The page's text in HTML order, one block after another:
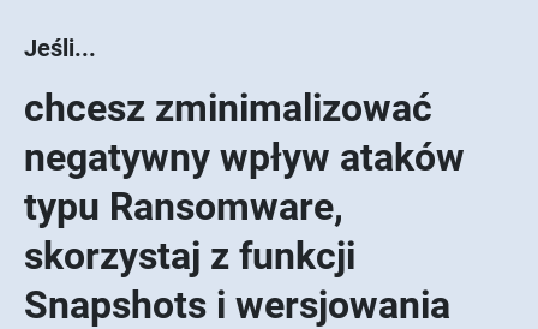
Jeśli...
chcesz zminimalizować
negatywny wpływ ataków
typu Ransomware,
skorzystaj z funkcji
Snapshots i wersjowania